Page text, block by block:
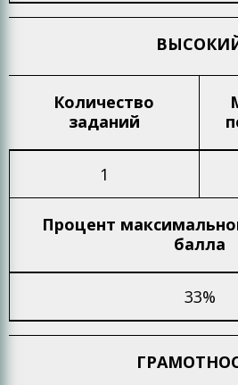
Количество
заданий
1
Процент
балла
33%